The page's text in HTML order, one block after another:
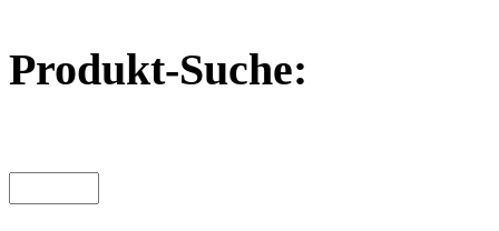
Produkt-Suche: